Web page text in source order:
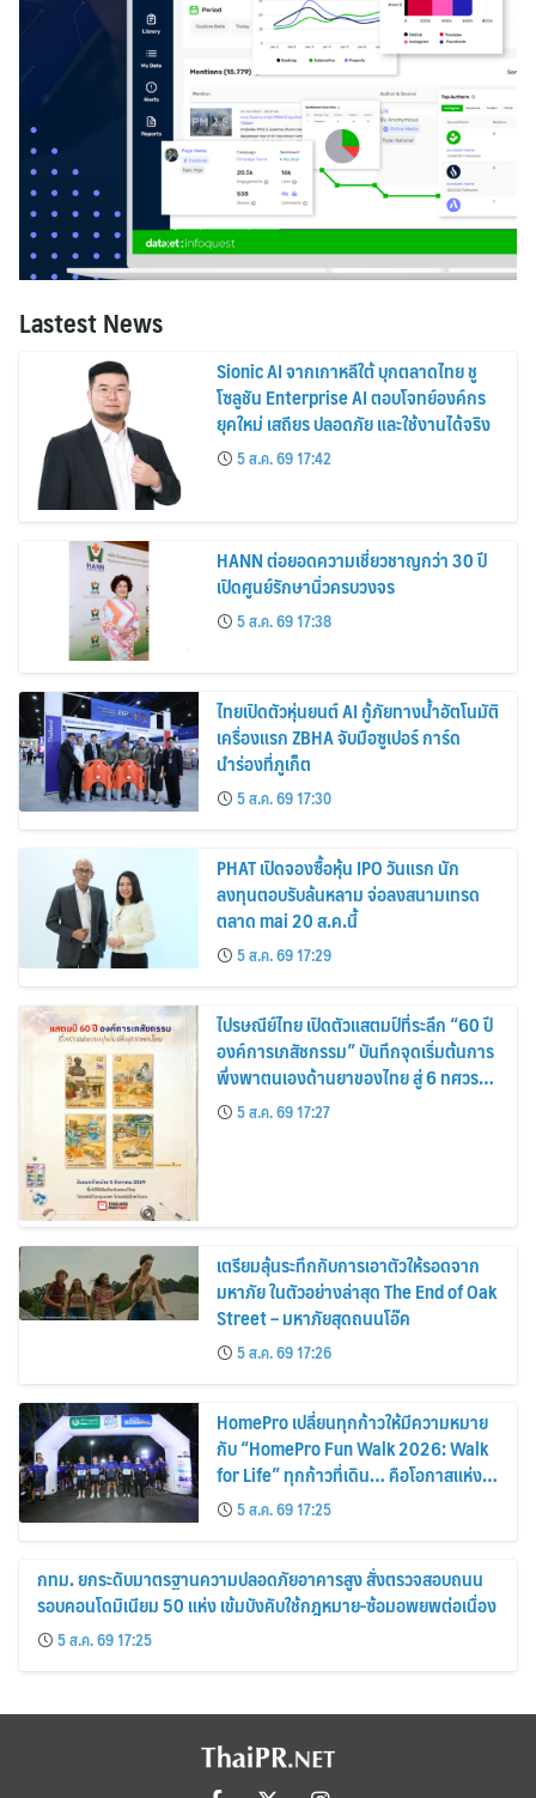
Lastest News
Sionic AI จากเกาหลีใต้ บุกตลาดไทย ชู
โซลูชัน Enterprise AI ตอบโจทย์องค์กร
ยุคใหม่ เสถียร ปลอดภัย และใช้งานได้จริง
5 ส.ค. 69 17:42
HANN ต่อยอดความเชี่ยวชาญกว่า 30 ปี
เปิดศูนย์รักษานิ่วครบวงจร
5 ส.ค. 69 17:38
ไทยเปิดตัวหุ่นยนต์ AI กู้ภัยทางน้ำอัตโนมัติ
เครื่องแรก ZBHA จับมือซูเปอร์ การ์ด
นำร่องที่ภูเก็ต
5 ส.ค. 69 17:30
PHAT เปิดจองซื้อหุ้น IPO วันแรก นัก
ลงทุนตอบรับล้นหลาม จ่อลงสนามเทรด
ตลาด mai 20 ส.ค.นี้
5 ส.ค. 69 17:29
ไปรษณีย์ไทย เปิดตัวแสตมป์ที่ระลึก “60 ปี
องค์การเภสัชกรรม” บันทึกจุดเริ่มต้นการ
พึ่งพาตนเองด้านยาของไทย สู่ 6 ทศวรรษ
แห่งการพัฒนาสุขภาพคนไทย
5 ส.ค. 69 17:27
เตรียมลุ้นระทึกกับการเอาตัวให้รอดจาก
มหาภัย ในตัวอย่างล่าสุด The End of Oak
Street – มหาภัยสุดถนนโอ๊ค
5 ส.ค. 69 17:26
HomePro เปลี่ยนทุกก้าวให้มีความหมาย
กับ “HomePro Fun Walk 2026: Walk
for Life” ทุกก้าวที่เดิน… คือโอกาสแห่ง
การมีชีวิต
5 ส.ค. 69 17:25
กทม. ยกระดับมาตรฐานความปลอดภัยอาคารสูง สั่งตรวจสอบถนน
รอบคอนโดมิเนียม 50 แห่ง เข้มบังคับใช้กฎหมาย-ซ้อมอพยพต่อเนื่อง
5 ส.ค. 69 17:25